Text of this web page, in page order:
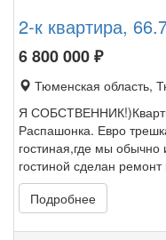
2-к квартира,
6 800 000₽
Тюменская область,
Я
Распашонка. Евро
гостиная,где мы
гостиной сделан ремонт
Подробнее